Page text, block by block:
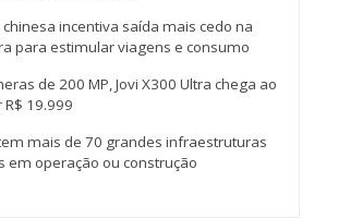
chinesa incentiva saída mais cedo na
para estimular viagens e consumo
de 200 MP, Jovi X300 Ultra chega ao
R$ 19.999
mais de 70 grandes infraestruturas
em operação ou construção